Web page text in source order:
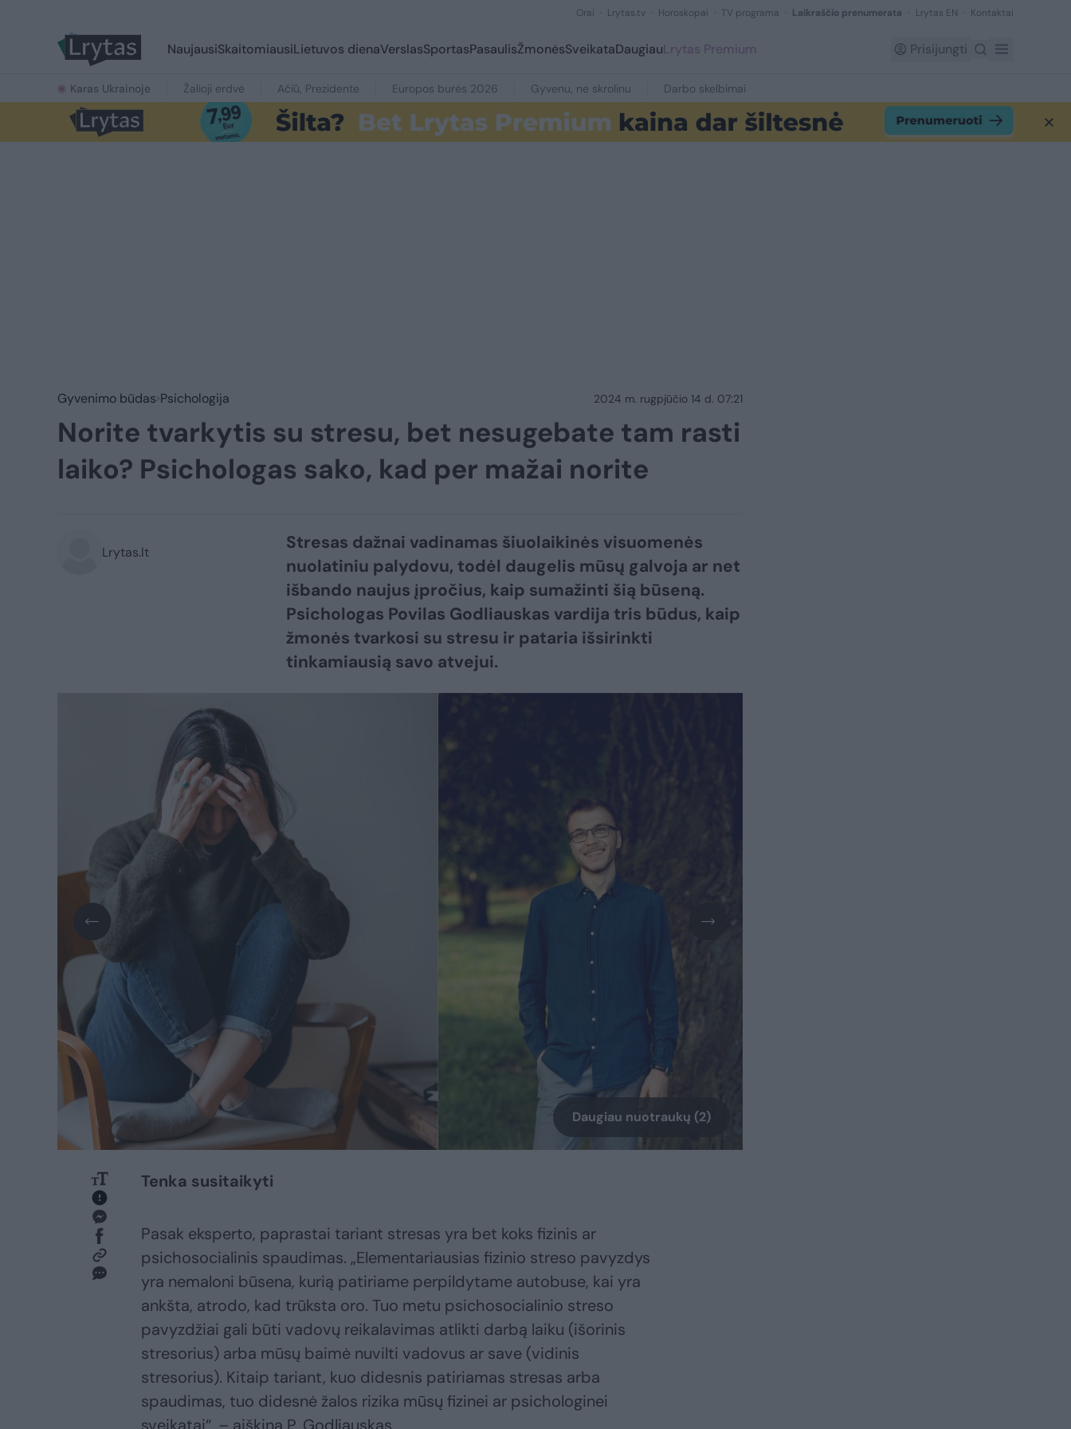
Orai Lrytas.tv Horoskopai TV programa Laikraščio prenumerata Lrytas EN Kontaktai
NaujausiSkaitomiausiLietuvos dienaVerslasSportasPasaulisŽmonėsSveikataDaugiauLrytas Premium Prisijungti
Karas Ukrainoje Žalioji erdvė Ačiū, Prezidente Europos burės 2026 Gyvenu, ne skrolinu Darbo skelbimai
Gyvenimo būdas Psichologija 2024 m. rugpjūčio 14 d. 07:21
Norite tvarkytis su stresu, bet nesugebate tam rasti
laiko? Psichologas sako, kad per mažai norite
Lrytas.lt
Stresas dažnai vadinamas šiuolaikinės visuomenės
nuolatiniu palydovu, todėl daugelis mūsų galvoja ar net
išbando naujus įpročius, kaip sumažinti šią būseną.
Psichologas Povilas Godliauskas vardija tris būdus, kaip
žmonės tvarkosi su stresu ir pataria išsirinkti
tinkamiausią savo atvejui.
Daugiau nuotraukų (2)
Tenka susitaikyti
Pasak eksperto, paprastai tariant stresas yra bet koks fizinis ar
psichosocialinis spaudimas. „Elementariausias fizinio streso pavyzdys
yra nemaloni būsena, kurią patiriame perpildytame autobuse, kai yra
ankšta, atrodo, kad trūksta oro. Tuo metu psichosocialinio streso
pavyzdžiai gali būti vadovų reikalavimas atlikti darbą laiku (išorinis
stresorius) arba mūsų baimė nuvilti vadovus ar save (vidinis
stresorius). Kitaip tariant, kuo didesnis patiriamas stresas arba
spaudimas, tuo didesnė žalos rizika mūsų fizinei ar psichologinei